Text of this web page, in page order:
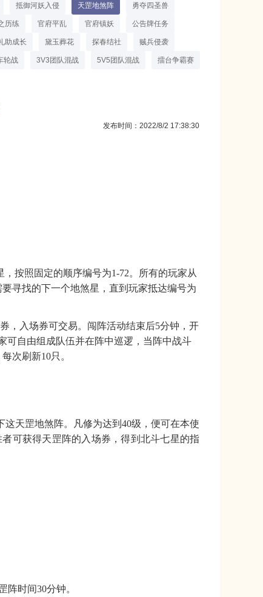
抵御河妖入侵 天罡地煞阵 勇夺四圣兽
历练 官府平乱 官府镇妖 公告牌任务
助成长 黛玉葬花 探春结社 贼兵侵袭
轮战 3V3团队混战 5V5团队混战 擂台争霸赛
发布时间：2022/8/2 17:38:30
，按照固定的顺序编号为1-72。所有的玩家从
寻找的下一个地煞星，直到玩家抵达编号为
，入场券可交易。闯阵活动结束后5分钟，开
可自由组成队伍并在阵中巡逻，当阵中战斗
次刷新10只。
天罡地煞阵。凡修为达到 40级，便可在本使
可获得天罡阵的入场券，得到北斗七星的指
阵时间30分钟。